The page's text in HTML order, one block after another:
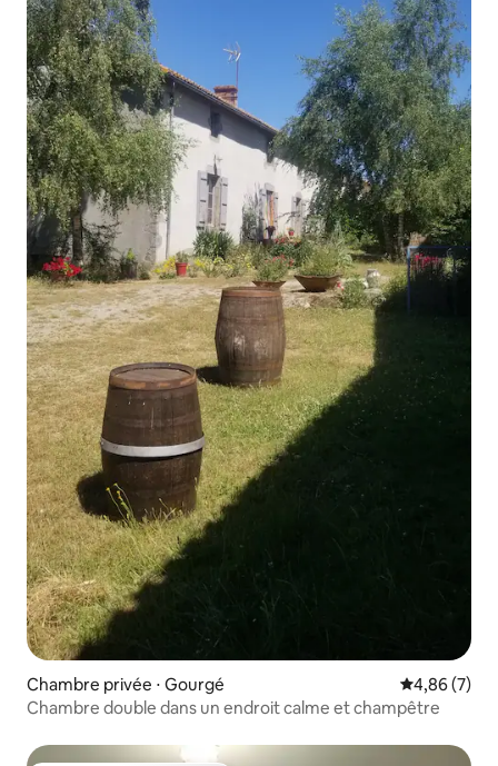
Chambre privée ⋅ Gourgé Évaluation
4,86 (7)
Chambre double dans un endroit calme et champêtre